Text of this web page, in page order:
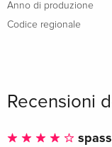
Anno di produzione
Codice regionale
Recensioni